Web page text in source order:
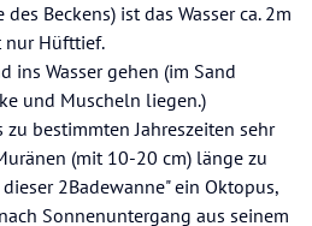
Beckens) ist das Wasser ca. 2m
nur Hüfttief.
ins Wasser gehen (im Sand
und Muscheln liegen.)
bestimmten Jahreszeiten sehr
(mit 10-20 cm) länge zu
2Badewanne" ein Oktopus,
Sonnenuntergang aus seinem